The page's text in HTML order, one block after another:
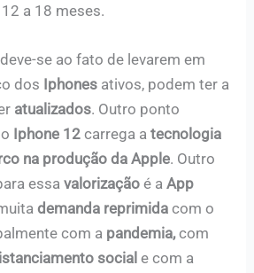
a 18 meses.
se ao fato de levarem em
dos Iphones ativos, podem ter a
atualizados. Outro ponto
Iphone 12 carrega atecnologia
na produção da Apple. Outro
essavalorizaçãoé a App
demanda reprimida com o
com a pandemia,com
social e com a